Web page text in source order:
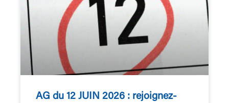
AG du 12 JUIN 2026 : rejoignez-